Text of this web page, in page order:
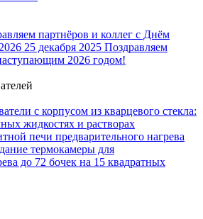
партнёров и коллег с Днём
25 декабря 2025 Поздравляем
2026 годом!
с корпусом из кварцевого стекла:
жидкостях и растворах
печи предварительного нагрева
термокамеры для
до 72 бочек на 15 квадратных